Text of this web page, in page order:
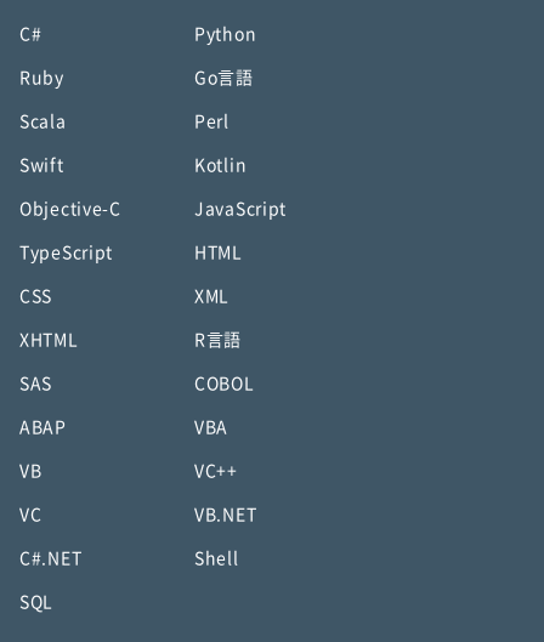
C# Python
Ruby Go言語
Scala Perl
Swift Kotlin
Objective-C JavaScript
TypeScript HTML
CSS XML
XHTML R言語
SAS COBOL
ABAP VBA
VB VC++
VC VB.NET
C#.NET Shell
SQL